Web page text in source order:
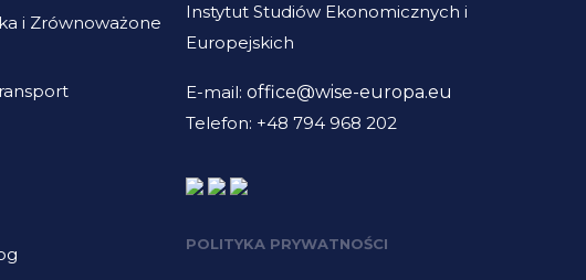
i Zrównoważone
Instytut Studiów Ekonomicznych i
Europejskich
E-mail: office@wise-europa.eu
Telefon: +48 794 968 202
POLITYKA PRYWATNOŚCI